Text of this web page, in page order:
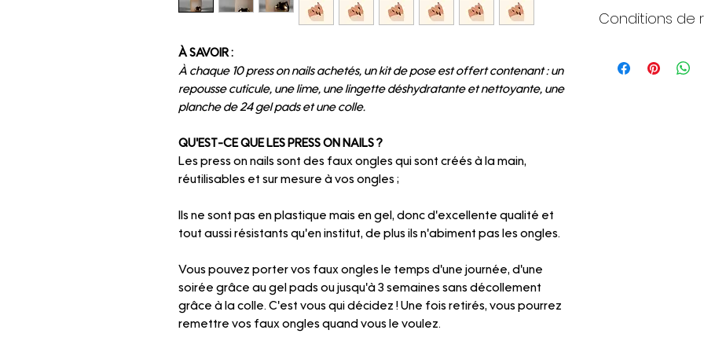
À SAVOIR :
À chaque 10 press on nails achetés, un kit de pose est offert contenant : un
repousse cuticule, une lime, une lingette déshydratante et nettoyante, une
planche de 24 gel pads et une colle.
QU'EST-CE QUE LES PRESS ON NAILS ?
Les press on nails sont des faux ongles qui sont créés à la main,
réutilisables et sur mesure à vos ongles ;
Ils ne sont pas en plastique mais en gel, donc d'excellente qualité et
tout aussi résistants qu'en institut, de plus ils n'abiment pas les ongles.
Vous pouvez porter vos faux ongles le temps d'une journée, d'une
soirée grâce au gel pads ou jusqu'à 3 semaines sans décollement
grâce à la colle. C'est vous qui décidez ! Une fois retirés, vous pourrez
remettre vos faux ongles quand vous le voulez.
Conditions de
erreur de taille